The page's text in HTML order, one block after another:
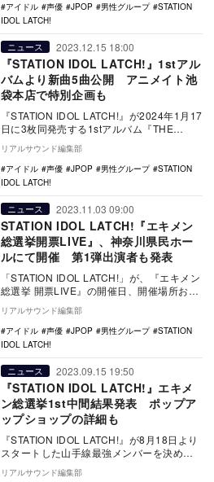
アイドル
声優 JPOP 男性グループ
STATION
IDOL LATCH!
ニュース 2023.12.15 18:00
『STATION IDOL LATCH!』1stアル
バムより新曲5曲公開 アニメイト池
袋本店で特別企画も
『STATION IDOL LATCH!』が2024年1月17
日に3枚同発売する1stアルバム『THE
FIRST TRAIN …
リアルサウンド編集部
アイドル
声優 JPOP 男性グループ
STATION
IDOL LATCH!
ニュース 2023.11.03 09:00
STATION IDOL LATCH!『エキメン
総選挙開票LIVE』、神奈川県民ホー
ルにて開催 第1弾出演者も発表
「STATION IDOL LATCH!」が、『エキメン
総選挙 開票LIVE』の開催日、開催場所およ
び第1弾出演者を発表した。 …
リアルサウンド編集部
アイドル
声優 JPOP 男性グループ
STATION
IDOL LATCH!
ニュース 2023.09.15 19:50
『STATION IDOL LATCH!』エキメ
ン総選挙1st中間結果発表 ポップア
ップショップの詳細も
『STATION IDOL LATCH!』が8月18日より
スタートした山手線最強メンバーを決める
『エキメン総選挙』の、1st中間…
リアルサウンド編集部